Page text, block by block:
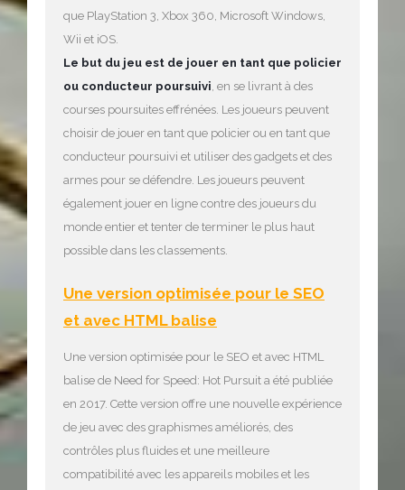
que PlayStation 3, Xbox 360, Microsoft Windows,
Wii et iOS.
Le but du jeu est de jouer en tant que policier
ou conducteur poursuivi , en se livrant à des
courses poursuites effrénées. Les joueurs peuvent
choisir de jouer en tant que policier ou en tant que
conducteur poursuivi et utiliser des gadgets et des
armes pour se défendre. Les joueurs peuvent
également jouer en ligne contre des joueurs du
monde entier et tenter de terminer le plus haut
possible dans les classements.
Une version optimisée pour le SEO
et avec HTML balise
Une version optimisée pour le SEO et avec HTML
balise de Need for Speed: Hot Pursuit a été publiée
en 2017. Cette version offre une nouvelle expérience
de jeu avec des graphismes améliorés, des
contrôles plus fluides et une meilleure
compatibilité avec les appareils mobiles et les